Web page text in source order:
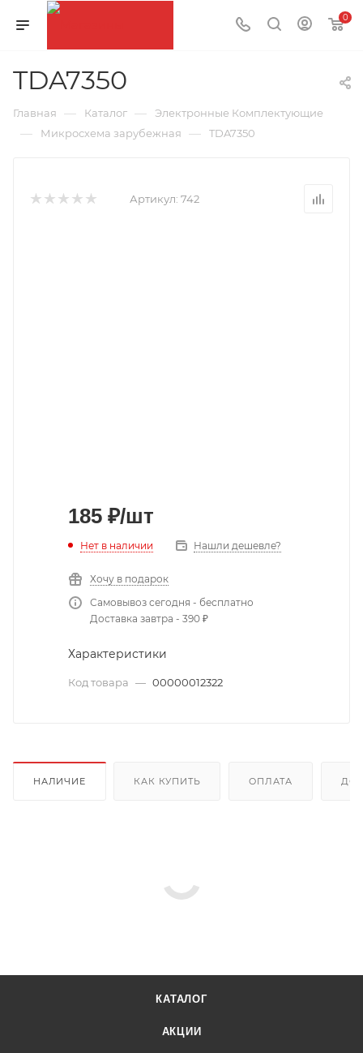
0
TDA7350
Главная — Каталог — Электронные Комплектующие
— Микросхема зарубежная — TDA7350
Артикул: 742
185 ₽/шт
Нет в наличии Нашли дешевле?
Хочу в подарок
Самовывоз сегодня - бесплатно
Доставка завтра - 390 ₽
Характеристики
Код товара — 00000012322
НАЛИЧИЕ КАК КУПИТЬ ОПЛАТА
КАТАЛОГ
АКЦИИ